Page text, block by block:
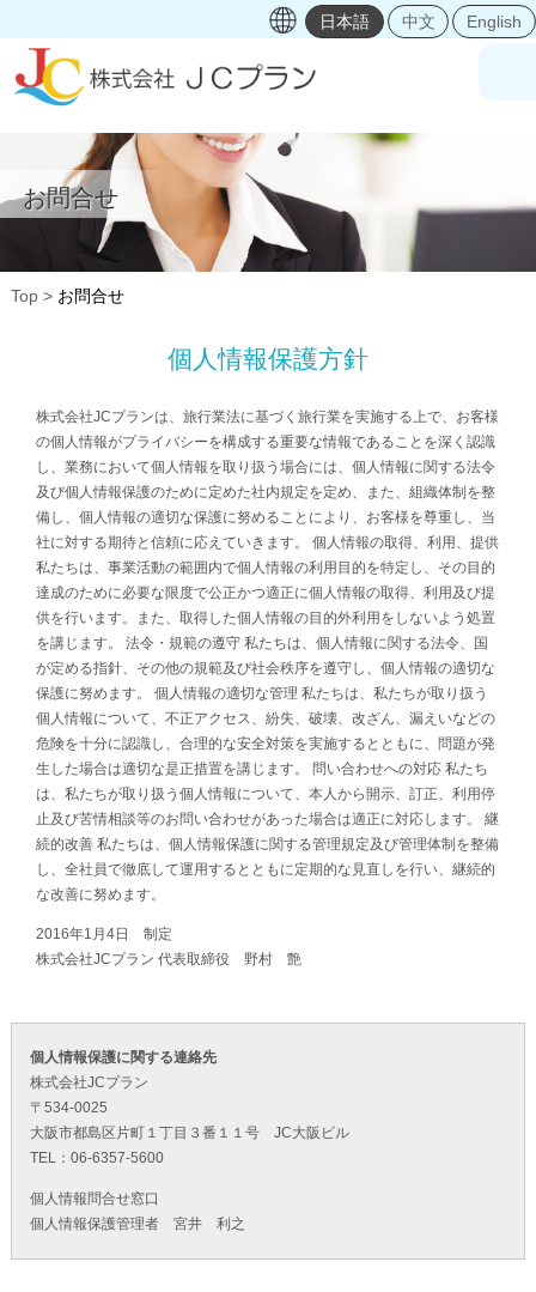
日本語 中文 English
お問合せ
Top お問合せ
個人情報保護方針
株式会社JCプランは、旅行業法に基づく旅行業を実施する上で、お客様
の個人情報がプライバシーを構成する重要な情報であることを深く認識
し、業務において個人情報を取り扱う場合には、個人情報に関する法令
及び個人情報保護のために定めた社内規定を定め、また、組織体制を整
備し、個人情報の適切な保護に努めることにより、お客様を尊重し、当
社に対する期待と信頼に応えていきます。 個人情報の取得、利用、提供
私たちは、事業活動の範囲内で個人情報の利用目的を特定し、その目的
達成のために必要な限度で公正かつ適正に個人情報の取得、利用及び提
供を行います。また、取得した個人情報の目的外利用をしないよう処置
を講じます。 法令・規範の遵守 私たちは、個人情報に関する法令、国
が定める指針、その他の規範及び社会秩序を遵守し、個人情報の適切な
保護に努めます。 個人情報の適切な管理 私たちは、私たちが取り扱う
個人情報について、不正アクセス、紛失、破壊、改ざん、漏えいなどの
危険を十分に認識し、合理的な安全対策を実施するとともに、問題が発
生した場合は適切な是正措置を講じます。 問い合わせへの対応 私たち
は、私たちが取り扱う個人情報について、本人から開示、訂正、利用停
止及び苦情相談等のお問い合わせがあった場合は適正に対応します。 継
続的改善 私たちは、個人情報保護に関する管理規定及び管理体制を整備
し、全社員で徹底して運用するとともに定期的な見直しを行い、継続的
な改善に努めます。
2016年1月4日 制定
株式会社JCプラン 代表取締役 野村 艶
個人情報保護に関する連絡先
株式会社JCプラン
〒534-0025
大阪市都島区片町１丁目３番１１号 JC大阪ビル
TEL：06-6357-5600
個人情報問合せ窓口
個人情報保護管理者 宮井 利之